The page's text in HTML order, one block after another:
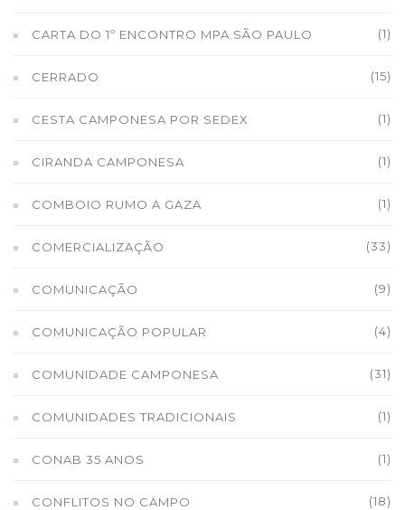
CARTA DO 1º ENCONTRO MPA SÃO PAULO (1)
CERRADO (15)
CESTA CAMPONESA POR SEDEX (1)
CIRANDA CAMPONESA (1)
COMBOIO RUMO A GAZA (1)
COMERCIALIZAÇÃO (33)
COMUNICAÇÃO (9)
COMUNICAÇÃO POPULAR (4)
COMUNIDADE CAMPONESA (31)
COMUNIDADES TRADICIONAIS (1)
CONAB 35 ANOS (1)
CONFLITOS NO CAMPO (18)